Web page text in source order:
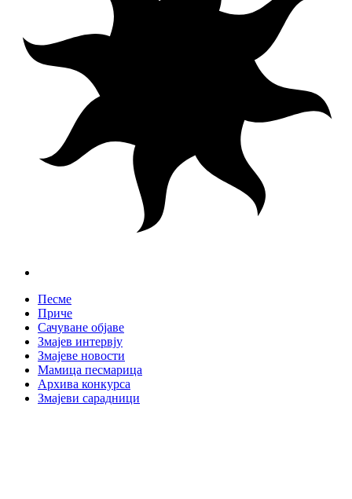
Песме
Приче
Сачуване објаве
Змајев интервју
Змајеве новости
Мамица песмарица
Архива конкурса
Змајеви сарадници